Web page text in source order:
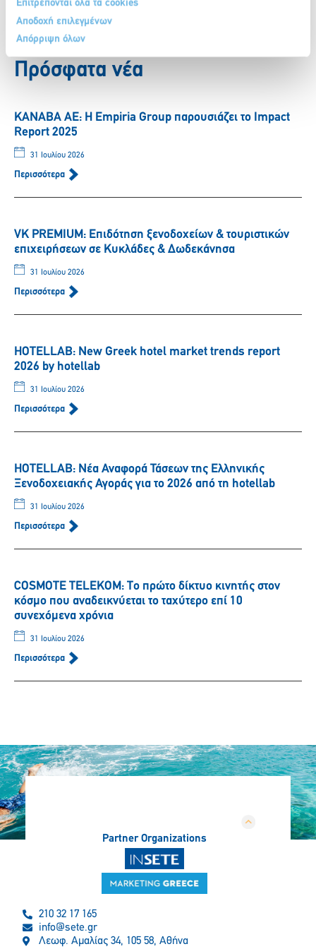
Επιτρέπονται όλα τα cookies
Αποδοχή επιλεγμένων
Απόρριψη όλων
Πρόσφατα νέα
ΚΑΝΑΒΑ ΑΕ: Η Empiria Group παρουσιάζει το Impact
Report 2025
31 Ιουλίου 2026
Περισσότερα
VK PREMIUM: Eπιδότηση ξενοδοχείων & τουριστικών
επιχειρήσεων σε Κυκλάδες & Δωδεκάνησα
31 Ιουλίου 2026
Περισσότερα
HOTELLAB: New Greek hotel market trends report
2026 by hotellab
31 Ιουλίου 2026
Περισσότερα
HOTELLAB: Νέα Αναφορά Τάσεων της Ελληνικής
Ξενοδοχειακής Αγοράς για το 2026 από τη hotellab
31 Ιουλίου 2026
Περισσότερα
COSMOTE TELEKOM: Tο πρώτο δίκτυο κινητής στον
κόσμο που αναδεικνύεται το ταχύτερο επί 10
συνεχόμενα χρόνια
31 Ιουλίου 2026
Περισσότερα
Partner Organizations
210 32 17 165
info@sete.gr
Λεωφ. Αμαλίας 34, 105 58, Αθήνα